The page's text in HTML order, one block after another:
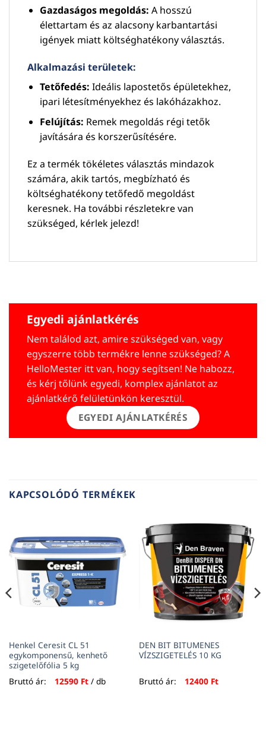
Gazdaságos megoldás: A hosszú
élettartam és az alacsony karbantartási
igények miatt költséghatékony választás.
Alkalmazási területek:
Tetőfedés: Ideális lapostetős épületekhez,
ipari létesítményekhez és lakóházakhoz.
Felújítás: Remek megoldás régi tetők
javítására és korszerűsítésére.
Ez a termék tökéletes választás mindazok
számára, akik tartós, megbízható és
költséghatékony tetőfedő megoldást
keresnek. Ha további részletekre van
szükséged, kérlek jelezd!
Egyedi ajánlatkérés
Nem találod azt, amire szükséged van, vagy
egyszerre több termékre lenne szükséged? A
HelloMester itt van, hogy segítsen! Ne habozz,
és kérj tőlünk egyedi, komplex ajánlatot az
ajánlatkérő felületünkön keresztül.
EGYEDI AJÁNLATKÉRÉS
KAPCSOLÓDÓ TERMÉKEK
Henkel Ceresit CL 51
egykomponensű, kenhető
szigetelőfólia 5 kg
Bruttó ár:
12590 Ft/ db
DEN BIT BITUMENES
VÍZSZIGETELÉS 10 KG
Bruttó ár: 12400 Ft